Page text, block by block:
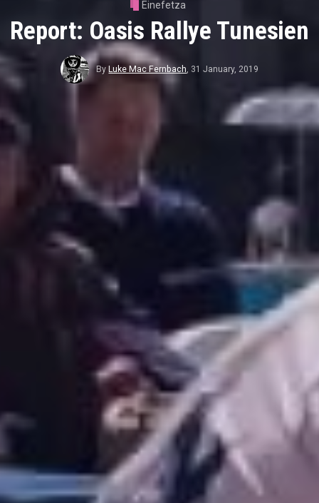
Einefetza
Report: Oasis Rallye Tunesien
ByLuke Mac Fernbach 31 January, 2019